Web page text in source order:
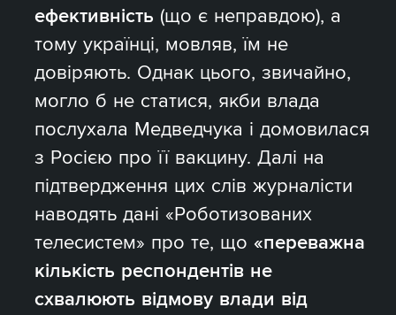
ефективність (що є неправдою), а
тому українці, мовляв, їм не
довіряють. Однак цього, звичайно,
могло б не статися, якби влада
послухала Медведчука і домовилася
з Росією про її вакцину. Далі на
підтвердження цих слів журналісти
наводять дані «Роботизованих
телесистем» про те, що «переважна
кількість респондентів не
схвалюють відмову влади від